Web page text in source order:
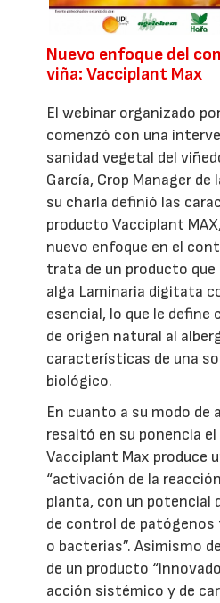
Nuevo enfoque del
viña: Vacciplant Max
El webinar organizado
comenzó con una
sanidad vegetal del
García, Crop Manager de
su charla definió las
producto Vacciplant
nuevo enfoque en el
trata de un producto que
alga Laminaria digitata
esencial, lo que le
de origen natural al
características de una
biológico.
En cuanto a su modo de
resaltó en su ponencia el
Vacciplant Max produce
“activación de la
planta, con un potencial
de control de
o bacterias”. Asimismo
de un producto
acción sistémico y de